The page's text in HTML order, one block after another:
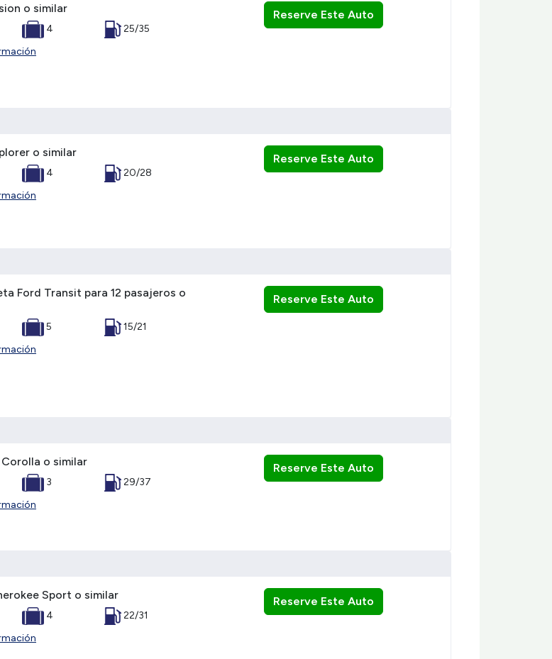
o similar
4
25/35
Reserve Este Auto
o similar
4
20/28
Reserve Este Auto
Ford Transit para 12 pasajeros o
5
15/21
Reserve Este Auto
o similar
3
29/37
Reserve Este Auto
Sport o similar
4
22/31
Reserve Este Auto